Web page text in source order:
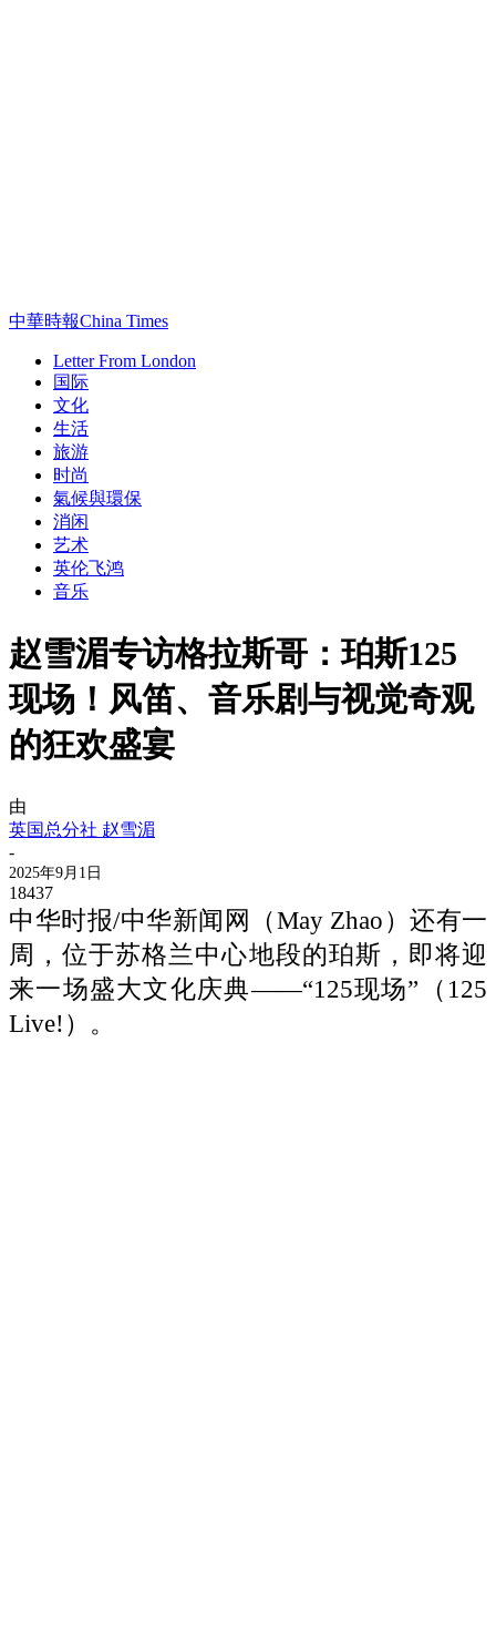
中華時報China Times
Letter From London
国际
文化
生活
旅游
时尚
氣候與環保
消闲
艺术
英伦飞鸿
音乐
赵雪湄专访格拉斯哥：珀斯125
现场！风笛、音乐剧与视觉奇观
的狂欢盛宴
由
英国总分社 赵雪湄
-
2025年9月1日
18437
中华时报/中华新闻网（May Zhao）还有一
周，位于苏格兰中心地段的珀斯，即将迎
来一场盛大文化庆典——“125现场”（125
Live!）。